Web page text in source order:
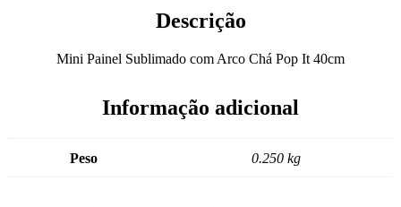
Descrição
Mini Painel Sublimado com Arco Chá Pop It 40cm
Informação adicional
Peso 0.250 kg